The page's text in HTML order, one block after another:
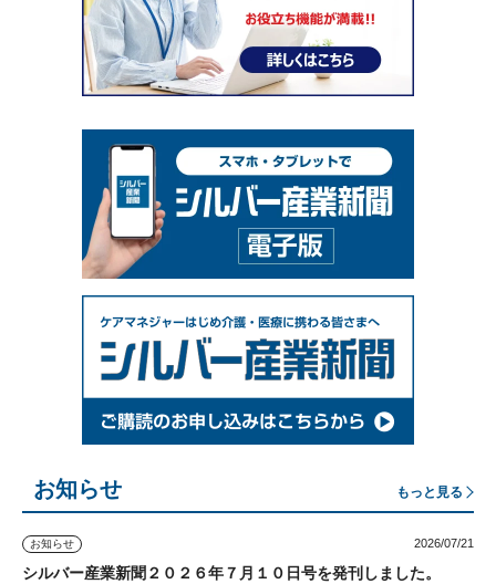
お知らせ もっと見る
お知らせ 2026/07/21
シルバー産業新聞２０２６年７月１０日号を発刊しました。